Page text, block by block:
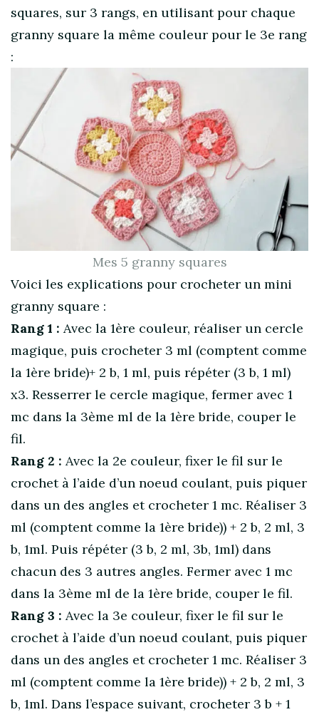
squares, sur 3 rangs, en utilisant pour chaque
granny square la même couleur pour le 3e rang
:
Mes 5 granny squares
Voici les explications pour crocheter un mini
granny square :
Rang 1 : Avec la 1ère couleur, réaliser un cercle
magique, puis crocheter 3 ml (comptent comme
la 1ère bride)+ 2 b, 1 ml, puis répéter (3 b, 1 ml)
x3. Resserrer le cercle magique, fermer avec 1
mc dans la 3ème ml de la 1ère bride, couper le
fil.
Rang 2 : Avec la 2e couleur, fixer le fil sur le
crochet à l’aide d’un noeud coulant, puis piquer
dans un des angles et crocheter 1 mc. Réaliser 3
ml (comptent comme la 1ère bride)) + 2 b, 2 ml, 3
b, 1ml. Puis répéter (3 b, 2 ml, 3b, 1ml) dans
chacun des 3 autres angles. Fermer avec 1 mc
dans la 3ème ml de la 1ère bride, couper le fil.
Rang 3 : Avec la 3e couleur, fixer le fil sur le
crochet à l’aide d’un noeud coulant, puis piquer
dans un des angles et crocheter 1 mc. Réaliser 3
ml (comptent comme la 1ère bride)) + 2 b, 2 ml, 3
b, 1ml. Dans l’espace suivant, crocheter 3 b + 1